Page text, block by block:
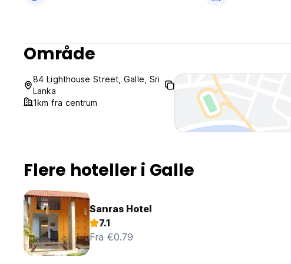
Område
84 Lighthouse Street, Galle, Sri
Lanka
1km fra centrum
Flere hoteller i Galle
Sanras Hotel
7.1
Fra €0.79